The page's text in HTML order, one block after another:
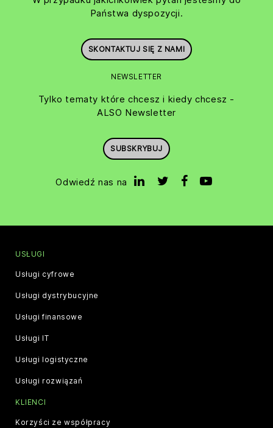
Państwa dyspozycji.
SKONTAKTUJ SIĘ Z NAMI
NEWSLETTER
Tylko tematy które chcesz i kiedy chcesz -
ALSO Newsletter
SUBSKRYBUJ
Odwiedź nas na
USŁUGI
Usługi cyfrowe
Usługi dystrybucyjne
Usługi finansowe
Usługi IT
Usługi logistyczne
Usługi rozwiązań
KLIENCI
Korzyści ze współpracy